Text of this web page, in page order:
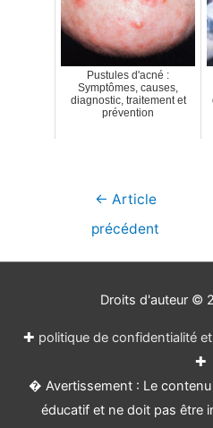
Pustules d'acné :
Symptômes, causes,
diagnostic, traitement et
prévention
Navigation
← Article
précédent
Droits d'auteur ©
✚ politique de confidentialité et
✚
� Avertissement : Le
éducatif et ne doit pas être